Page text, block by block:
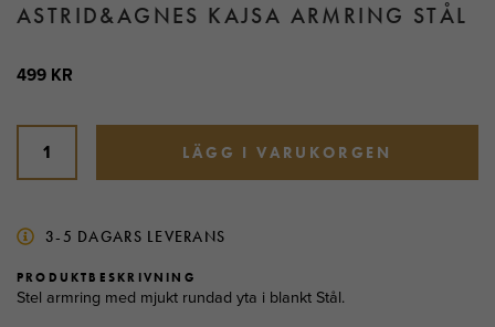
ASTRID&AGNES KAJSA ARMRING STÅL
PRODUKTBESKRIVNING
Stel armring med mjukt rundad yta i blankt Stål.
499 KR
LÄGG I VARUKORGEN
3-5 DAGARS LEVERANS